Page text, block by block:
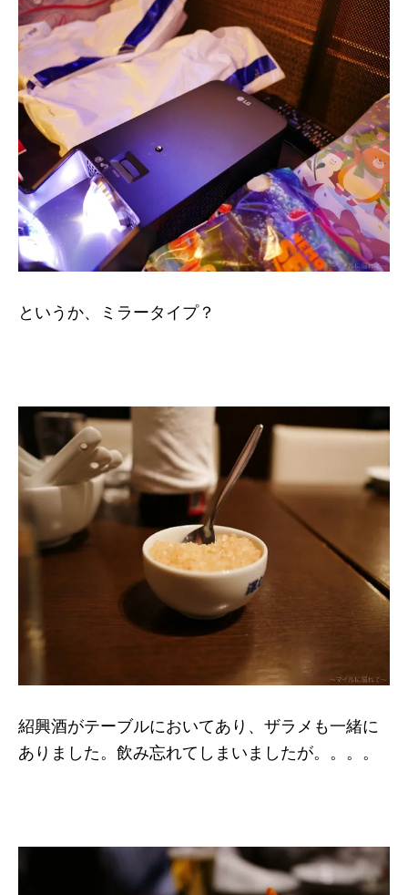
というか、ミラータイプ？
紹興酒がテーブルにおいてあり、ザラメも一緒に
ありました。飲み忘れてしまいましたが。。。。